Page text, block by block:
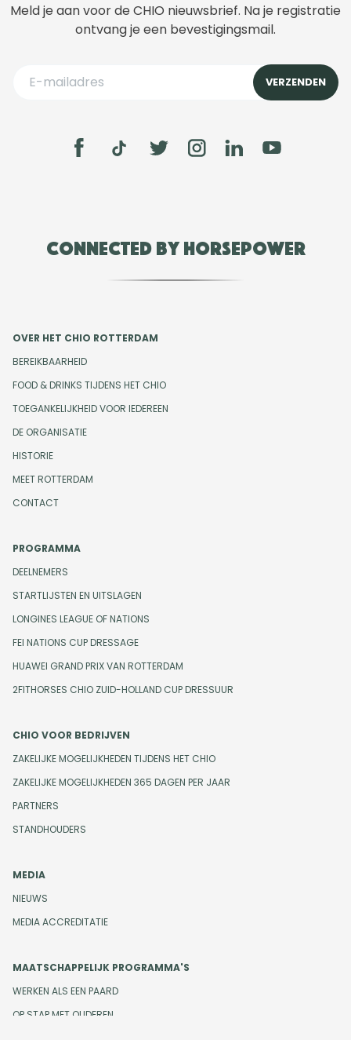
Meld je aan voor de CHIO nieuwsbrief. Na je registratie
ontvang je een bevestigingsmail.
Connected by Horsepower
OVER HET CHIO ROTTERDAM
BEREIKBAARHEID
FOOD & DRINKS TIJDENS HET CHIO
TOEGANKELIJKHEID VOOR IEDEREEN
DE ORGANISATIE
HISTORIE
MEET ROTTERDAM
CONTACT
PROGRAMMA
DEELNEMERS
STARTLIJSTEN EN UITSLAGEN
LONGINES LEAGUE OF NATIONS
FEI NATIONS CUP DRESSAGE
HUAWEI GRAND PRIX VAN ROTTERDAM
2FITHORSES CHIO ZUID-HOLLAND CUP DRESSUUR
CHIO VOOR BEDRIJVEN
ZAKELIJKE MOGELIJKHEDEN TIJDENS HET CHIO
ZAKELIJKE MOGELIJKHEDEN 365 DAGEN PER JAAR
PARTNERS
STANDHOUDERS
MEDIA
NIEUWS
MEDIA ACCREDITATIE
MAATSCHAPPELIJK PROGRAMMA'S
WERKEN ALS EEN PAARD
OP STAP MET OUDEREN